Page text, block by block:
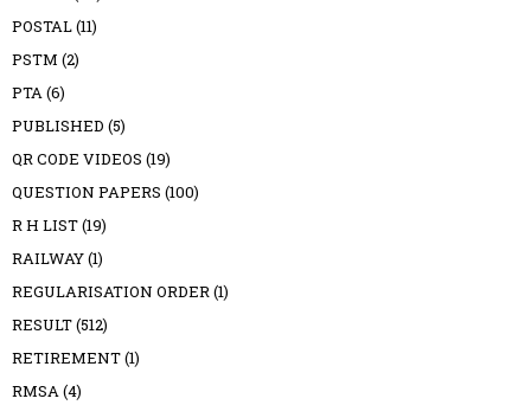
POSTAL(11)
PSTM (2)
PTA(6)
PUBLISHED (5)
QR CODE VIDEOS (19)
QUESTION PAPERS (100)
R H LIST(19)
RAILWAY(1)
REGULARISATION ORDER(1)
RESULT(512)
RETIREMENT(1)
RMSA(4)